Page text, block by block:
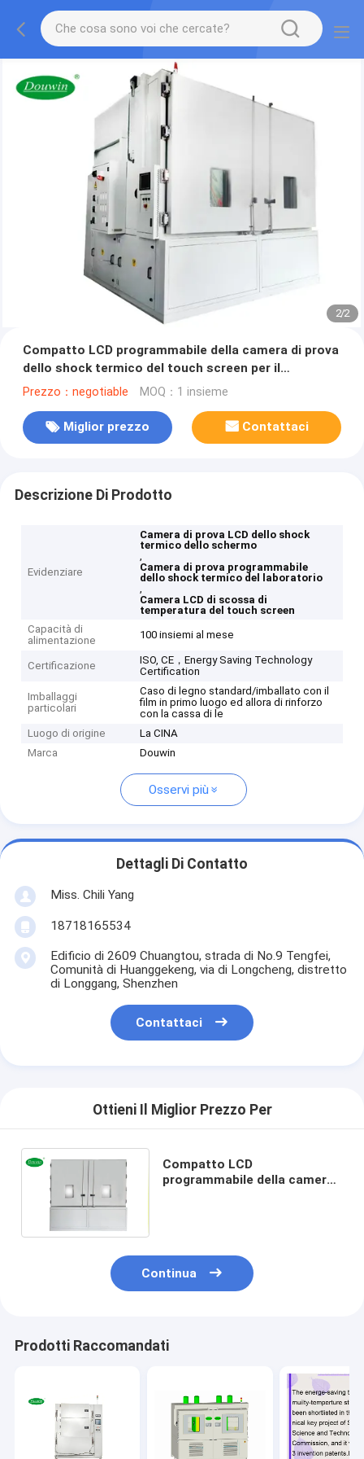
2/2
Compatto LCD programmabile della camera di prova
dello shock termico del touch screen per il
laboratorio
Prezzo：negotiable MOQ：1 insieme
Miglior prezzo Contattaci
Descrizione Di Prodotto
Evidenziare
Camera di prova LCD dello shock
termico dello schermo
,
Camera di prova programmabile
dello shock termico del laboratorio
,
Camera LCD di scossa di
temperatura del touch screen
Capacità di
alimentazione
100 insiemi al mese
Certificazione
ISO, CE，Energy Saving Technology
Certification
Imballaggi
particolari
Caso di legno standard/imballato con il
film in primo luogo ed allora di rinforzo
con la cassa di le
Luogo di origine
La CINA
Marca
Douwin
Osservi più
Dettagli Di Contatto
Miss. Chili Yang
18718165534
Edificio di 2609 Chuangtou, strada di No.9 Tengfei,
Comunità di Huanggekeng, via di Longcheng, distretto
di Longgang, Shenzhen
Contattaci
Ottieni Il Miglior Prezzo Per
Compatto LCD
programmabile della camera
Continua
Prodotti Raccomandati